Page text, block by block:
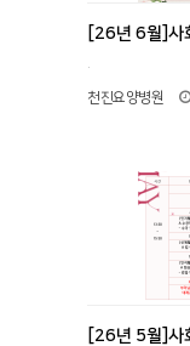
[26년 6월]
천진요양병원
[26년 5월]